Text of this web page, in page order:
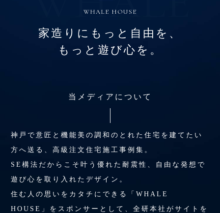
WHALE HOUSE
家造りにもっと自由を、
もっと遊び心を。
当メディアについて
神戸で意匠と機能美の調和のとれた住宅を建てたい
方へ送る、高級注文住宅施工事例集。
SE構法だからこそ叶う優れた耐震性、自由な発想で
遊び心を取り入れたデザイン。
住む人の思いをカタチにできる「WHALE
HOUSE」をスポンサーとして、全研本社がサイトを